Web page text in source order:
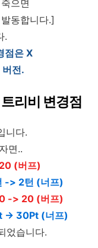
으면
동합니다.]
.
점은 X
전.
리비 변경점
니다.
면..
(버프)
-> 2턴 (너프)
-> 20 (버프)
-> 30Pt (너프)
었습니다.